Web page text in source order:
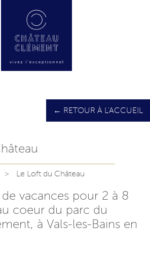
← RETOUR À L'ACCUEIL
Le Loft du Château
vacances pour 2 à 8
coeur du parc du
à Vals-les-Bains en